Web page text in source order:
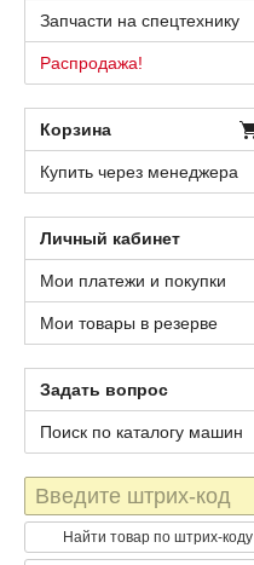
Запчасти на спецтехнику
Распродажа!
Корзина
Купить через менеджера
Личный кабинет
Мои платежи и покупки
Мои товары в резерве
Задать вопрос
Поиск по каталогу машин
Штрих-
код
Найти товар по штрих-коду